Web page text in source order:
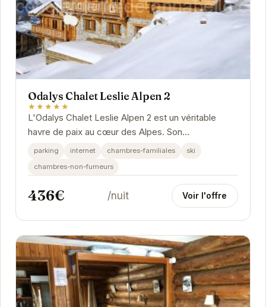
Odalys Chalet Leslie Alpen 2
★★★★★
L'Odalys Chalet Leslie Alpen 2 est un véritable
havre de paix au cœur des Alpes. Son
emplacement privilégié offre un accès direct aux
parking internet chambres-familiales
ski
chambres-non-fumeurs
436€ /nuit Voir l'offre